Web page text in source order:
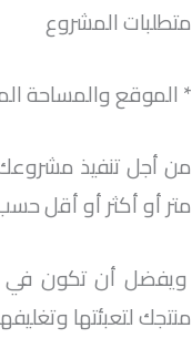
متطلبات المشروع
* الموقع والمساحة
من أجل تنفيذ
متر أو أكثر أو أقل
ويفضل أن تكون في
منتجك لتعبئتها